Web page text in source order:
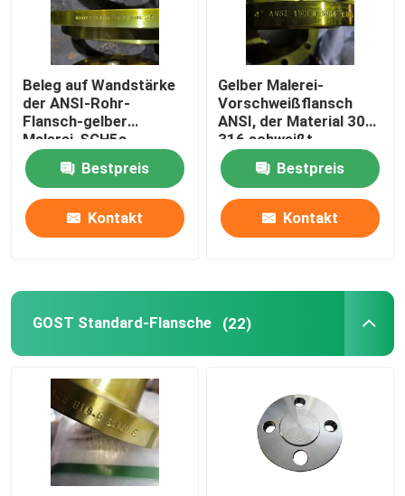
Stahlrohr-Flansch
LÄRM Rohr-Flansch
ANSI-Rohr-Flansch
GOST Standard-Flansche
Kohlenstoffstahl-Fitting
FLANSCH aus Edelstahl
Beleg auf Wandstärke
der ANSI-Rohr-
Flansch-gelber
Malerei-SCH5s-
SCH160
Bestpreis
Kontakt
Gelber Malerei-
Vorschweißflansch
ANSI, der Material 304
316 schweißt
Bestpreis
Kontakt
GOST Standard-Flansche (22)